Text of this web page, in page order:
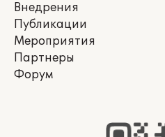
Внедрения
Публикации
Мероприятия
Партнеры
Форум